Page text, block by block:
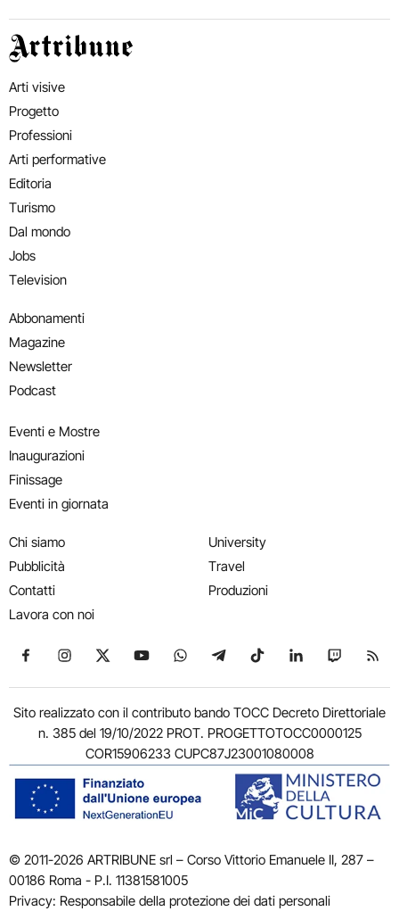
Artribune
Arti visive
Progetto
Professioni
Arti performative
Editoria
Turismo
Dal mondo
Jobs
Television
Abbonamenti
Magazine
Newsletter
Podcast
Eventi e Mostre
Inaugurazioni
Finissage
Eventi in giornata
Chi siamo
Pubblicità
Contatti
Lavora con noi
University
Travel
Produzioni
Seguici su Facebook
Seguici su Instagram
Seguici su X
Seguici su YouTube
Seguici su WhatsApp
Seguici su Telegram
Seguici su TikTok
Seguici su
Seguici
Sito realizzato con il contributo bando TOCC Decreto Direttoriale
n. 385 del 19/10/2022 PROT. PROGETTOTOCC0000125
COR15906233 CUPC87J23001080008
© 2011-2026 ARTRIBUNE srl – Corso Vittorio Emanuele II, 287 –
00186 Roma - P.I. 11381581005
Privacy: Responsabile della protezione dei dati personali